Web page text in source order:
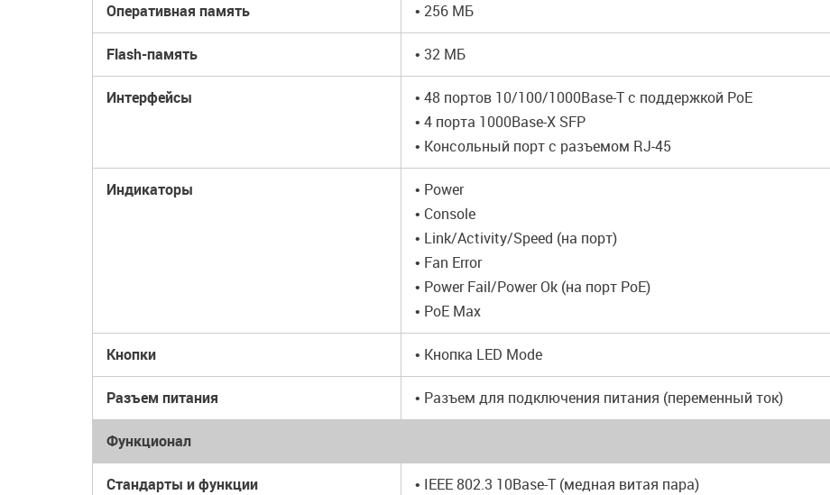
Оперативная память • 256 МБ
Flash-память • 32 МБ
Интерфейсы
• 48 портов 10/100/1000Base-T с поддержкой PoE
• 4 порта 1000Base-X SFP
• Консольный порт с разъемом RJ-45
Индикаторы
• Power
• Console
• Link/Activity/Speed (на порт)
• Fan Error
• Power Fail/Power Ok (на порт PoE)
• PoE Max
Кнопки • Кнопка LED Mode
Разъем питания • Разъем для подключения питания (переменный ток)
Функционал
Стандарты и функции
• IEEE 802.3 10Base-T (медная витая пара)